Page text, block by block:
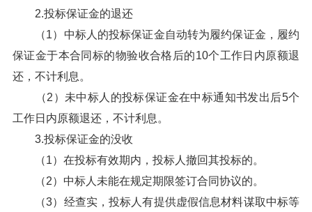
2.投标保证金的退还
（1）中标人的投标保证金自动转为履约保证金，履约
保证金于本合同标的物验收合格后的10个工作日内原额退
还，不计利息。
（2）未中标人的投标保证金在中标通知书发出后5个
工作日内原额退还，不计利息。
3.投标保证金的没收
（1）在投标有效期内，投标人撤回其投标的。
（2）中标人未能在规定期限签订合同协议的。
（3）经查实，投标人有提供虚假信息材料谋取中标等